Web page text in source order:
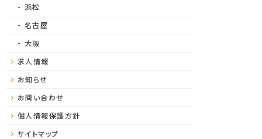
浜松
名古屋
大阪
求人情報
お知らせ
お問い合わせ
個人情報保護方針
サイトマップ